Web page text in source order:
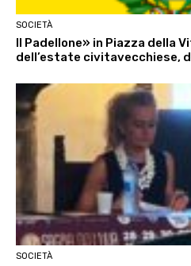
SOCIETÀ
Il Padellone» in Piazza della
dell’estate civitavecchiese,
SOCIETÀ